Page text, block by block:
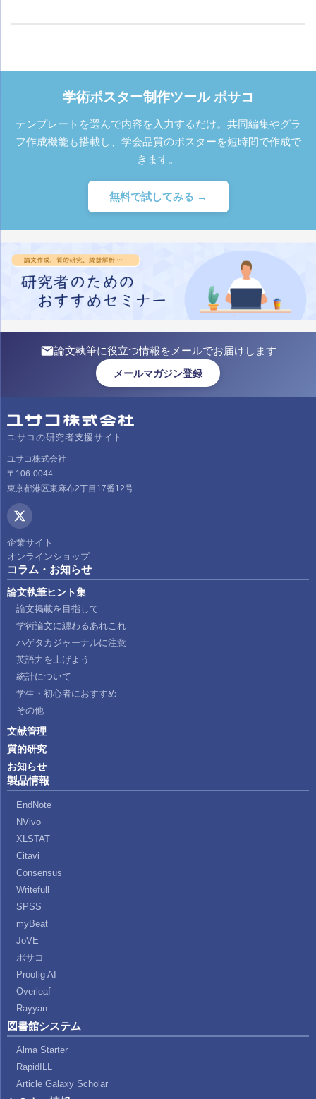
学術ポスター制作ツール ポサコ
テンプレートを選んで内容を入力するだけ。共同編集やグラ
フ作成機能も搭載し、学会品質のポスターを短時間で作成で
きます。
無料で試してみる →
論文執筆に役立つ情報をメールでお届けします
メールマガジン登録
ユサコの研究者支援サイト
ユサコ株式会社
〒106-0044
東京都港区東麻布2丁目17番12号
企業サイト
オンラインショップ
コラム・お知らせ
論文執筆ヒント集
論文掲載を目指して
学術論文に纏わるあれこれ
ハゲタカジャーナルに注意
英語力を上げよう
統計について
学生・初心者におすすめ
その他
文献管理
質的研究
お知らせ
製品情報
EndNote
NVivo
XLSTAT
Citavi
Consensus
Writefull
SPSS
myBeat
JoVE
ポサコ
Proofig AI
Overleaf
Rayyan
図書館システム
Alma Starter
RapidILL
Article Galaxy Scholar